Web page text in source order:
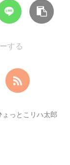
する
ょっとこリハ太郎